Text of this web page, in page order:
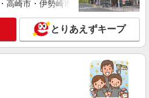
詳細を見る
のサポーター。サ高住STAFF募
高崎市・伊勢崎市・太田市・館林市
とりあえずキープ